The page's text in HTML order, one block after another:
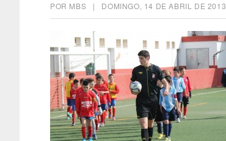
POR MBS | DOMINGO, 14 DE ABRIL DE 2013